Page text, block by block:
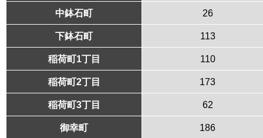
中鉢石町 26
下鉢石町 113
稲荷町1丁目 110
稲荷町2丁目 173
稲荷町3丁目 62
御幸町 186